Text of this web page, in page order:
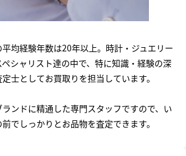
均経験年数は20年以上。時計・ジュエリー
シャリスト達の中で、特に知識・経験の深
士としてお買取りを担当しています。
ンドに精通した専門スタッフですので、い
でしっかりとお品物を査定できます。